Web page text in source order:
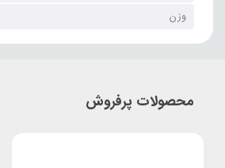
وزن
محصولات پرفروش